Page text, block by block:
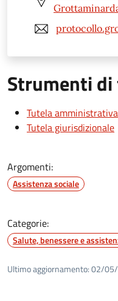
Strumenti
Tutela amministrativa
Tutela giurisdizionale
Argomenti:
Assistenza sociale
Categorie:
Salute, benessere e
Ultimo aggiornamento:02/